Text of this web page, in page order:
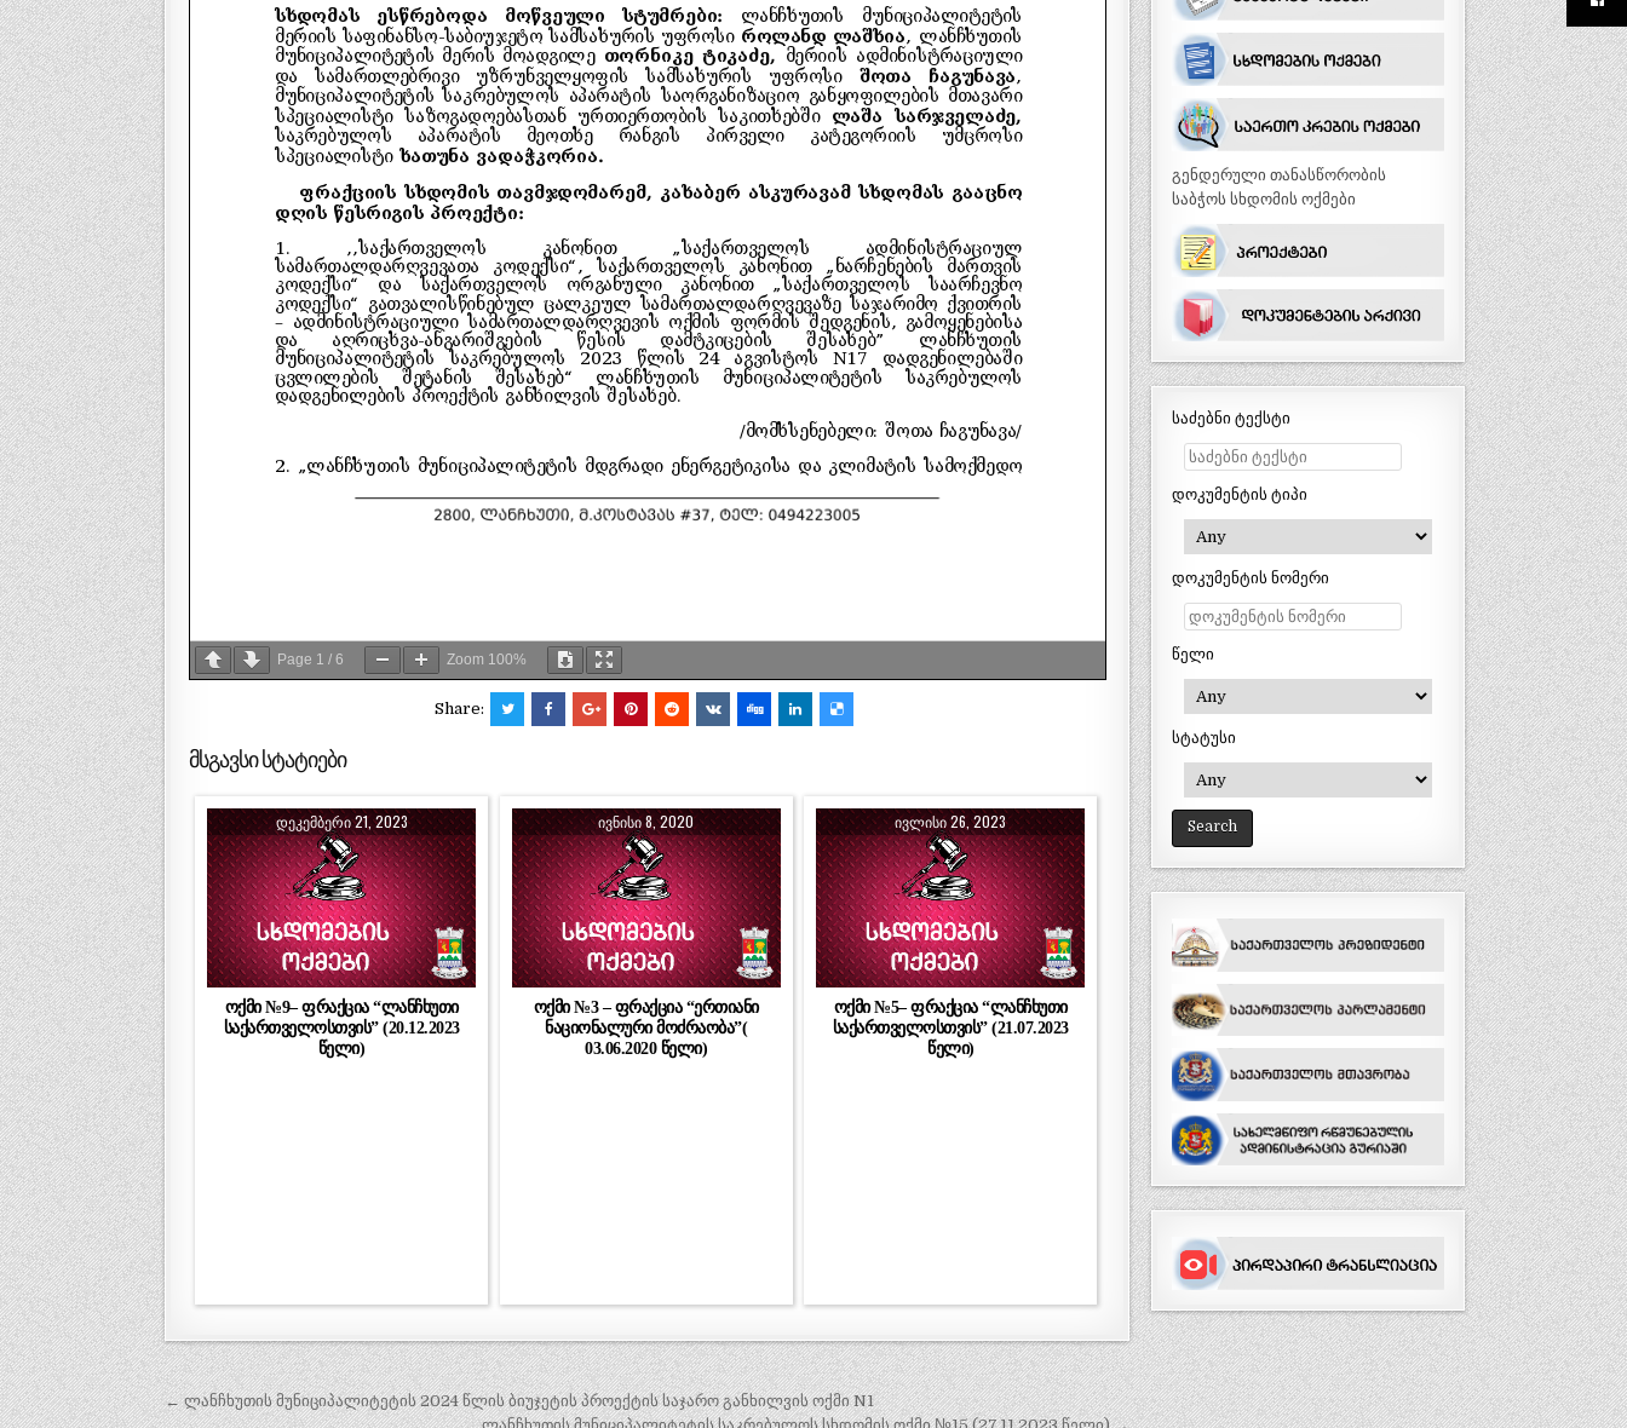
Page 1 /6 Zoom 100%
Share:
მსგავსი სტატიები
ᲓᲔᲙᲔᲛᲑᲔᲠᲘ 21, 2023
ოქმი №9– ფრაქცია “ლანჩხუთი
საქართველოსთვის” (20.12.2023
წელი)
ᲘᲕᲜᲘᲡᲘ 8, 2020
ოქმი №3 – ფრაქცია “ერთიანი
ნაციონალური მოძრაობა”(
03.06.2020 წელი)
ᲘᲕᲚᲘᲡᲘ 26, 2023
ოქმი №5– ფრაქცია “ლანჩხუთი
საქართველოსთვის” (21.07.2023
წელი)
პოსტის
← ლანჩხუთის მუნიციპალიტეტის 2024 წლის ბიუჯეტის პროექტის საჯარო განხილვის ოქმი N1
გენდერული თანასწორობის
საბჭოს სხდომის ოქმები
საძებნი ტექსტი
დოკუმენტის ტიპი
დოკუმენტის ნომერი
წელი
სტატუსი